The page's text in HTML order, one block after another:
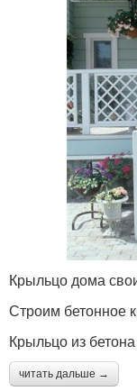
Крыльцо дома
Строим бетонное
Крыльцо из
читать дальше →